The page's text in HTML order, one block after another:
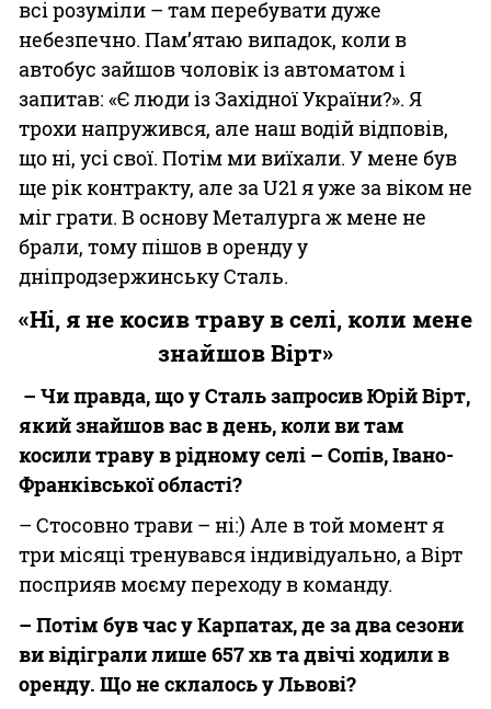
всі розуміли – там перебувати дуже
небезпечно. Пам’ятаю випадок, коли в
автобус зайшов чоловік із автоматом і
запитав: «Є люди із Західної України?». Я
трохи напружився, але наш водій відповів,
що ні, усі свої. Потім ми виїхали. У мене був
ще рік контракту, але за U21 я уже за віком не
міг грати. В основу Металурга ж мене не
брали, тому пішов в оренду у
дніпродзержинську Сталь.
«Ні, я не косив траву в селі, коли мене
знайшов Вірт»
– Чи правда, що у Сталь запросив Юрій Вірт,
який знайшов вас в день, коли ви там
косили траву в рідному селі – Сопів, Івано-
Франківської області?
– Стосовно трави – ні:) Але в той момент я
три місяці тренувався індивідуально, а Вірт
посприяв моєму переходу в команду.
– Потім був час у Карпатах, де за два сезони
ви відіграли лише 657 хв та двічі ходили в
оренду. Що не склалось у Львові?